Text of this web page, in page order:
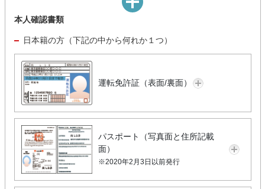
本人確認書類
日本籍の方（下記の中から何れか１つ）
運転免許証（表面/裏面）
パスポート（写真面と住所記載
面）
※2020年2月3日以前発行